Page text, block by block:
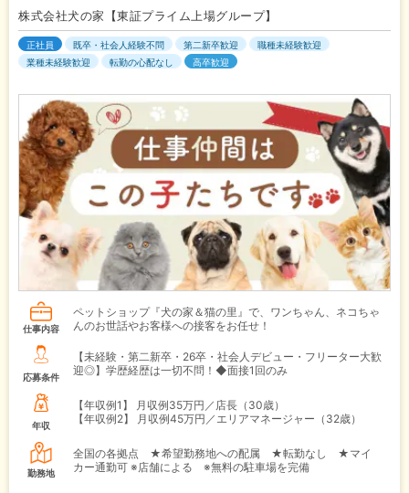
株式会社犬の家【東証プライム上場グループ】
正社員 既卒・社会人経験不問 第二新卒歓迎
職種未経験歓迎
業種未経験歓迎
転勤の心配なし 高卒歓迎
仕事内容
ペットショップ『犬の家＆猫の里』で、ワンちゃん、ネコちゃ
んのお世話やお客様への接客をお任せ！
応募条件
【未経験・第二新卒・26卒・社会人デビュー・フリーター大歓
迎◎】学歴経歴は一切不問！◆面接1回のみ
年収
【年収例1】
月収例35万円／店長（30歳）
【年収例2】
月収例45万円／エリアマネージャー（32歳）
勤務地
全国の各拠点 ★希望勤務地への配属 ★転勤なし ★マイ
カー通勤可 ※店舗による ※無料の駐車場を完備